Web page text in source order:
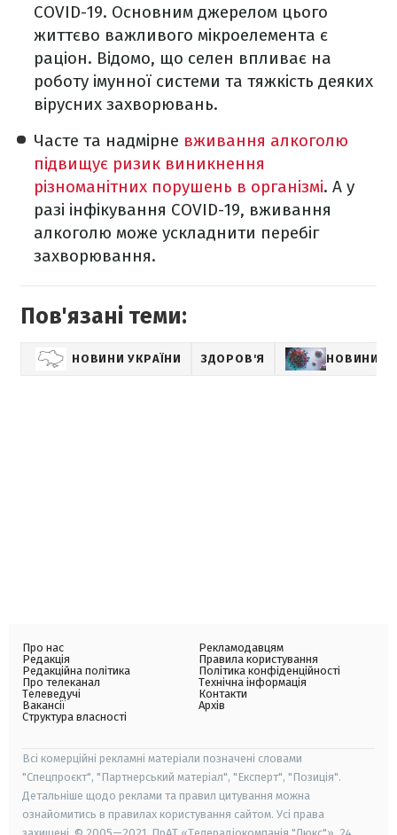
COVID-19. Основним джерелом цього
життєво важливого мікроелемента є
раціон. Відомо, що селен впливає на
роботу імунної системи та тяжкість деяких
вірусних захворювань.
Часте та надмірне вживання алкоголю
підвищує ризик виникнення
різноманітних порушень в організмі. А у
разі інфікування COVID-19, вживання
алкоголю може ускладнити перебіг
захворювання.
Пов'язані теми:
НОВИНИ УКРАЇНИ ЗДОРОВ'Я НОВИНИ
Про нас
Редакція
Редакційна політика
Про телеканал
Телеведучі
Вакансії
Структура власності
Рекламодавцям
Правила користування
Політика конфіденційності
Технічна інформація
Контакти
Архів
Всі комерційні рекламні матеріали позначені словами
"Спецпроєкт", "Партнерський матеріал", "Експерт", "Позиція".
Детальніше щодо реклами та правил цитування можна
ознайомитись в правилах користування сайтом. Усі права